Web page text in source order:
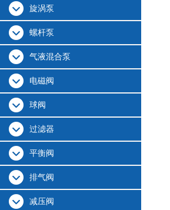
旋涡泵
螺杆泵
气液混合泵
电磁阀
球阀
过滤器
平衡阀
排气阀
减压阀